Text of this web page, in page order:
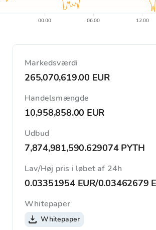
00.00 06.00 12.00
Markedsværdi
265,070,619.00 EUR
Handelsmængde
10,958,858.00 EUR
Udbud
7,874,981,590.629074 PYTH
Lav/Høj pris i løbet af 24h
0.03351954 EUR/0.03462679
Whitepaper
Whitepaper